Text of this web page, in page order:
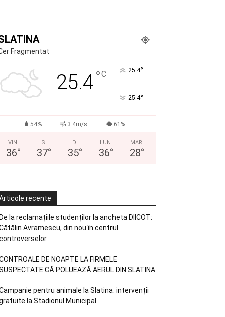
Fragmentat
25.4°C 25.4°
25.4°
54% 3.4m/s 61%
VIN
36°
S
37°
D
35°
LUN
36°
MAR
28°
recente
De la reclamațiile studenților la ancheta DIICOT:
Avramescu, din nou în centrul
DE NOAPTE LA FIRMELE
CĂ POLUEAZĂ AERUL DIN SLATINA
pentru animale la Slatina: intervenții
la Stadionul Municipal